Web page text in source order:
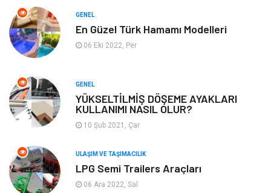
Tatil Finans & Ekonomi
Turizm
Aksesuar
Plastik
Ambalaj Eğlence
Pazarlama
GENEL
En Güzel Türk Hamamı Modelleri
06 Eki 2022, Per
GENEL
YÜKSELTİLMİŞ DÖŞEME AYAKLARI
KULLANIMI NASIL OLUR?
10 Şub 2021, Çar
ULAŞIM VE TAŞIMACILIK
LPG Semi Trailers Araçları
06 Ara 2022, Sal